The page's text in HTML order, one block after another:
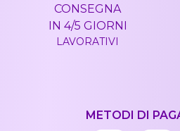
CONSEGNA
IN 4/5 GIORNI
LAVORATIVI
METODI DI